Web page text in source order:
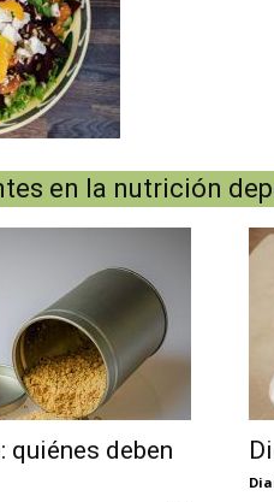
en la nutrición
quiénes deben